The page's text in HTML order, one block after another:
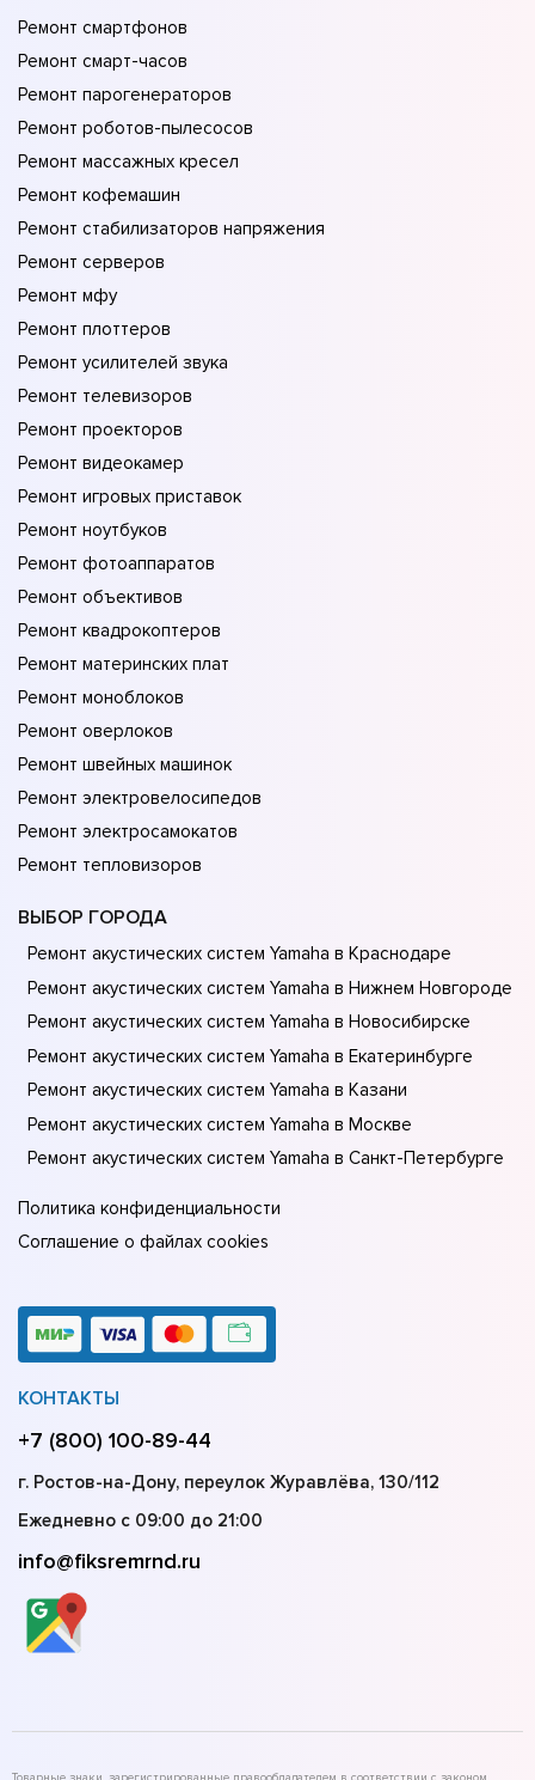
Ремонт смартфонов
Ремонт смарт-часов
Ремонт парогенераторов
Ремонт роботов-пылесосов
Ремонт массажных кресел
Ремонт кофемашин
Ремонт стабилизаторов напряжения
Ремонт серверов
Ремонт мфу
Ремонт плоттеров
Ремонт усилителей звука
Ремонт телевизоров
Ремонт проекторов
Ремонт видеокамер
Ремонт игровых приставок
Ремонт ноутбуков
Ремонт фотоаппаратов
Ремонт объективов
Ремонт квадрокоптеров
Ремонт материнских плат
Ремонт моноблоков
Ремонт оверлоков
Ремонт швейных машинок
Ремонт электровелосипедов
Ремонт электросамокатов
Ремонт тепловизоров
ВЫБОР ГОРОДА
Ремонт акустических систем Yamaha в Краснодаре
Ремонт акустических систем Yamaha в Нижнем Новгороде
Ремонт акустических систем Yamaha в Новосибирске
Ремонт акустических систем Yamaha в Екатеринбурге
Ремонт акустических систем Yamaha в Казани
Ремонт акустических систем Yamaha в Москве
Ремонт акустических систем Yamaha в Санкт-Петербурге
Политика конфиденциальности
Соглашение о файлах cookies
КОНТАКТЫ
+7 (800) 100-89-44
г. Ростов-на-Дону, переулок Журавлёва, 130/112
Ежедневно с 09:00 до 21:00
info@fiksremrnd.ru